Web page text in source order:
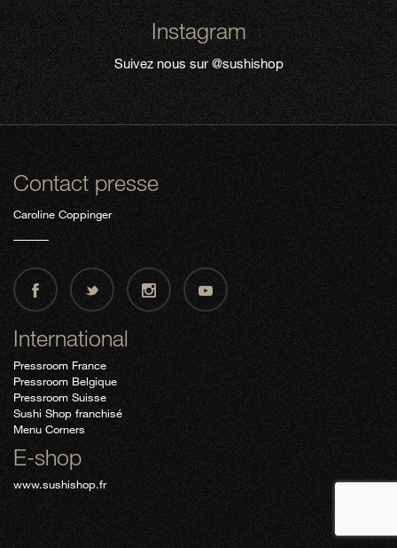
Instagram
Suivez nous sur@sushishop
Contact presse
Caroline Coppinger
International
Pressroom France
Pressroom Belgique
Pressroom Suisse
Sushi Shop franchisé
Menu Corners
E-shop
www.sushishop.fr